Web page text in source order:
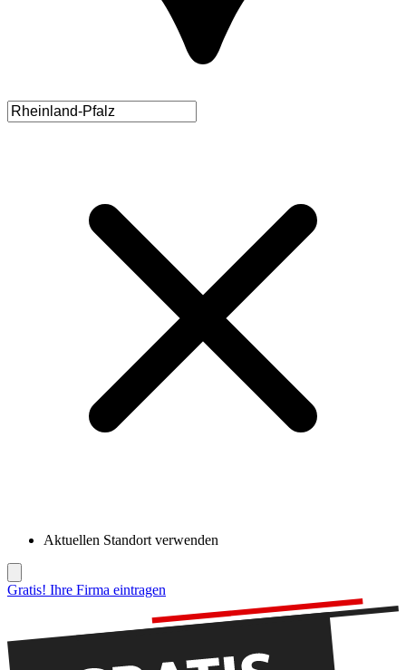
Aktuellen Standort verwenden
Gratis! Ihre Firma eintragen